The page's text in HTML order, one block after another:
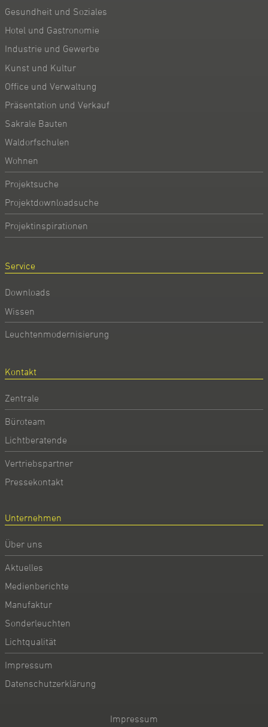
Gesundheit und Soziales
Hotel und Gastronomie
Industrie und Gewerbe
Kunst und Kultur
Office und Verwaltung
Präsentation und Verkauf
Sakrale Bauten
Waldorfschulen
Wohnen
Projektsuche
Projektdownloadsuche
Projektinspirationen
Service
Downloads
Wissen
Leuchtenmodernisierung
Kontakt
Zentrale
Büroteam
Lichtberatende
Vertriebspartner
Pressekontakt
Unternehmen
Über uns
Aktuelles
Medienberichte
Manufaktur
Sonderleuchten
Lichtqualität
Impressum
Datenschutzerklärung
Impressum